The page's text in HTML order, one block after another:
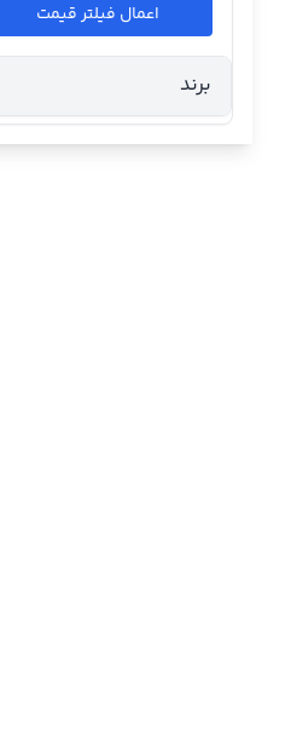
اعمال فیلتر قیمت
برند